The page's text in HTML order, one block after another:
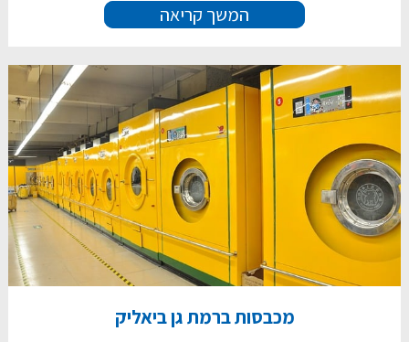
המשך קריאה
מכבסות ברמת גן ביאליק